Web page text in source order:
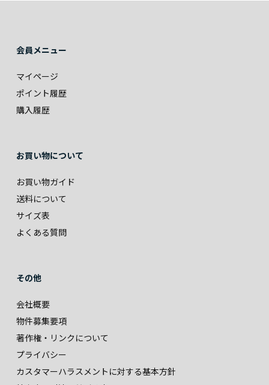
会員メニュー
マイページ
ポイント履歴
購入履歴
お買い物について
お買い物ガイド
送料について
サイズ表
よくある質問
その他
会社概要
物件募集要項
著作権・リンクについて
プライバシー
カスタマーハラスメントに対する基本方針